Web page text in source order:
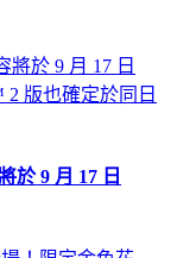
於 9 月 17 日